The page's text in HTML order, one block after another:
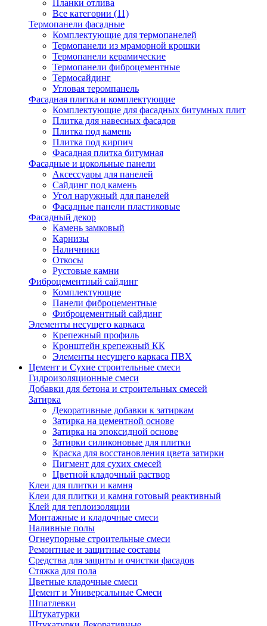
Планки отлива
Все категории (11)
Термопанели фасадные
Комплектующие для термопанелей
Термопанели из мраморной крошки
Термопанели керамические
Термопанели фиброцементные
Термосайдинг
Угловая теромпанель
Фасадная плитка и комплектующие
Комплектующие для фасадных битумных плит
Плитка для навесных фасадов
Плитка под камень
Плитка под кирпич
Фасадная плитка битумная
Фасадные и цокольные панели
Аксессуары для панелей
Сайдинг под камень
Угол наружный для панелей
Фасадные панели пластиковые
Фасадный декор
Камень замковый
Карнизы
Наличники
Откосы
Рустовые камни
Фиброцементный сайдинг
Комплектующие
Панели фиброцементные
Фиброцементный сайдинг
Элементы несущего каркаса
Крепежный профиль
Кронштейн крепежный КК
Элементы несущего каркаса ПВХ
Цемент и Сухие строительные смеси
Гидроизоляционные смеси
Добавки для бетона и строительных смесей
Затирка
Декоративные добавки к затиркам
Затирка на цементной основе
Затирка на эпоксидной основе
Затирки силиконовые для плитки
Краска для восстановления цвета затирки
Пигмент для сухих смесей
Цветной кладочный раствор
Клеи для плитки и камня
Клеи для плитки и камня готовый реактивный
Клей для теплоизоляции
Монтажные и кладочные смеси
Наливные полы
Огнеупорные строительные смеси
Ремонтные и защитные составы
Средства для защиты и очистки фасадов
Стяжка для пола
Цветные кладочные смеси
Цемент и Универсальные Смеси
Шпатлевки
Штукатурки